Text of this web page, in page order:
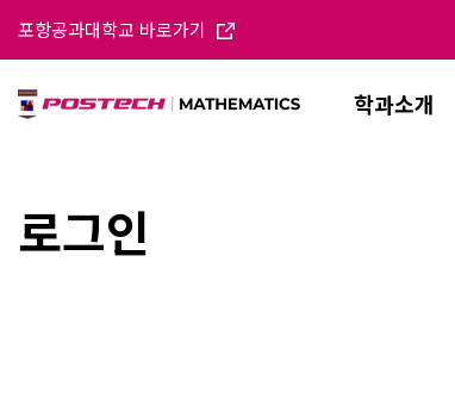
포항공과대학교 바로가기
학과소개
로그인